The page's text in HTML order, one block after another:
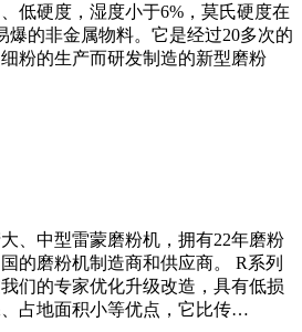
低硬度，湿度小于6%，莫氏硬度在
爆的非金属物料。它是经过20多次的
粉的生产而研发制造的新型磨粉
、中型雷蒙磨粉机，拥有22年磨粉
的磨粉机制造商和供应商。 R系列
们的专家优化升级改造，具有低损
占地面积小等优点，它比传…